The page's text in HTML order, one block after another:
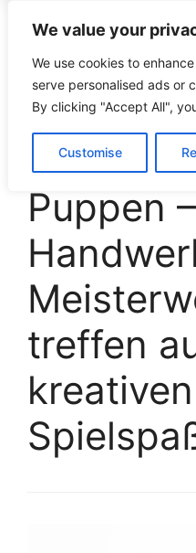
We value your
We use cookies to
serve personalised ads or
By clicking "Accept All",
Customise
croco-
Käthe
Puppen –
treffen
kreativen